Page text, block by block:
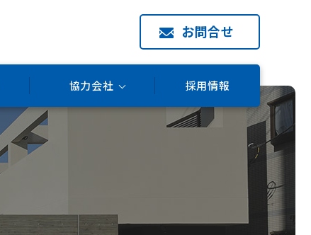
お問合せ
協力会社 採用情報